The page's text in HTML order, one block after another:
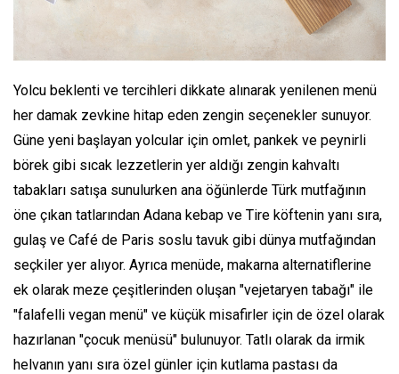
Yolcu beklenti ve tercihleri dikkate alınarak yenilenen menü
her damak zevkine hitap eden zengin seçenekler sunuyor.
Güne yeni başlayan yolcular için omlet, pankek ve peynirli
börek gibi sıcak lezzetlerin yer aldığı zengin kahvaltı
tabakları satışa sunulurken ana öğünlerde Türk mutfağının
öne çıkan tatlarından Adana kebap ve Tire köftenin yanı sıra,
gulaş ve Café de Paris soslu tavuk gibi dünya mutfağından
seçkiler yer alıyor. Ayrıca menüde, makarna alternatiflerine
ek olarak meze çeşitlerinden oluşan "vejetaryen tabağı" ile
"falafelli vegan menü" ve küçük misafirler için de özel olarak
hazırlanan "çocuk menüsü" bulunuyor. Tatlı olarak da irmik
helvanın yanı sıra özel günler için kutlama pastası da